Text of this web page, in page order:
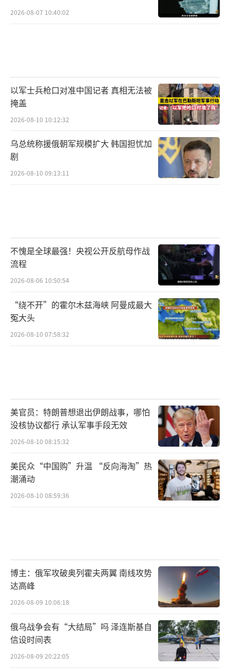
2026-08-07 10:40:02
以军士兵枪口对准中国记者 真相无法被
掩盖
2026-08-10 10:12:32
乌总统称援俄朝军规模扩大 韩国担忧加
剧
2026-08-10 09:13:11
不愧是全球最强！央视公开反航母作战
流程
2026-08-06 10:50:54
“绕不开”的霍尔木兹海峡 阿曼成最大
冤大头
2026-08-10 07:58:32
美官员：特朗普想退出伊朗战事，哪怕
没核协议都行 承认军事手段无效
2026-08-10 08:15:32
美民众“中国购”升温 “反向海淘”热
潮涌动
2026-08-10 08:59:36
博主：俄军攻破奥列霍夫两翼 南线攻势
达高峰
2026-08-09 10:06:18
俄乌战争会有“大结局”吗 泽连斯基自
信设时间表
2026-08-09 20:22:05